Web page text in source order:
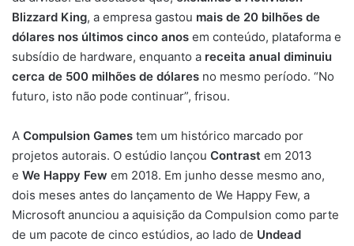
Blizzard King, a empresa gastou mais de 20 bilhões de
dólares nos últimos cinco anos em conteúdo, plataforma e
subsídio de hardware, enquanto a receita anual diminuiu
cerca de 500 milhões de dólares no mesmo período. “No
futuro, isto não pode continuar”, frisou.
A Compulsion Games tem um histórico marcado por
projetos autorais. O estúdio lançou Contrast em 2013
e We Happy Few em 2018. Em junho desse mesmo ano,
dois meses antes do lançamento de We Happy Few, a
Microsoft anunciou a aquisição da Compulsion como parte
de um pacote de cinco estúdios, ao lado de Undead